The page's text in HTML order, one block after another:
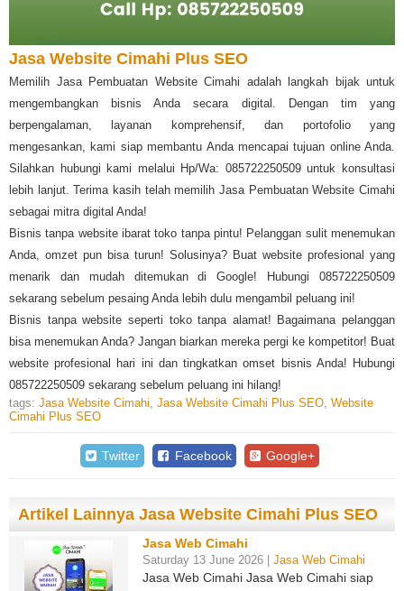
Jasa Website Cimahi Plus SEO
Memilih Jasa Pembuatan Website Cimahi adalah langkah bijak untuk
mengembangkan bisnis Anda secara digital. Dengan tim yang
berpengalaman, layanan komprehensif, dan portofolio yang
mengesankan, kami siap membantu Anda mencapai tujuan online Anda.
Silahkan hubungi kami melalui Hp/Wa: 085722250509 untuk konsultasi
lebih lanjut. Terima kasih telah memilih Jasa Pembuatan Website Cimahi
sebagai mitra digital Anda!
Bisnis tanpa website ibarat toko tanpa pintu! Pelanggan sulit menemukan
Anda, omzet pun bisa turun! Solusinya? Buat website profesional yang
menarik dan mudah ditemukan di Google! Hubungi 085722250509
sekarang sebelum pesaing Anda lebih dulu mengambil peluang ini!
Bisnis tanpa website seperti toko tanpa alamat! Bagaimana pelanggan
bisa menemukan Anda? Jangan biarkan mereka pergi ke kompetitor! Buat
website profesional hari ini dan tingkatkan omset bisnis Anda! Hubungi
085722250509 sekarang sebelum peluang ini hilang!
tags: Jasa Website Cimahi, Jasa Website Cimahi Plus SEO, Website
Cimahi Plus SEO
Twitter Facebook Google+
Artikel Lainnya Jasa Website Cimahi Plus SEO
Jasa Web Cimahi
Saturday 13 June 2026 | Jasa Web Cimahi
Jasa Web Cimahi Jasa Web Cimahi siap